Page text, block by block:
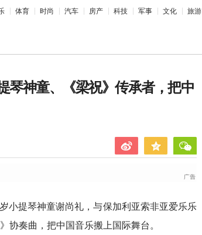
体育 时尚 汽车 房产 科技 军事 文化 旅游
琴神童、《梁祝》传承者，把中
小提琴神童谢尚礼，与保加利亚索非亚爱乐乐
协奏曲，把中国音乐搬上国际舞台。